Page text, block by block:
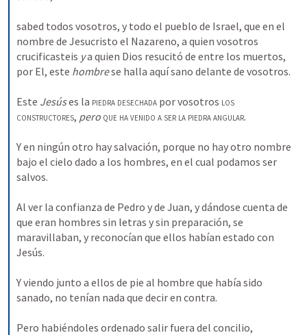
sabed todos vosotros, y todo el pueblo de Israel, que en el
nombre de Jesucristo el Nazareno, a quien vosotros
crucificasteis y a quien Dios resucitó de entre los muertos,
por El, este hombre se halla aquí sano delante de vosotros.
Este Jesús es la piedra desechada por vosotros los
constructores, pero que ha venido a ser la piedra angular.
Y en ningún otro hay salvación, porque no hay otro nombre
bajo el cielo dado a los hombres, en el cual podamos ser
salvos.
Al ver la confianza de Pedro y de Juan, y dándose cuenta de
que eran hombres sin letras y sin preparación, se
maravillaban, y reconocían que ellos habían estado con
Jesús.
Y viendo junto a ellos de pie al hombre que había sido
sanado, no tenían nada que decir en contra.
Pero habiéndoles ordenado salir fuera del concilio,